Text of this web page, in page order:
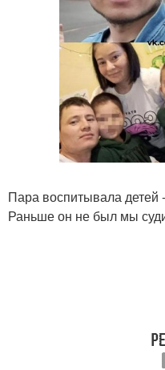
Пара воспитывала
Раньше он не был мы